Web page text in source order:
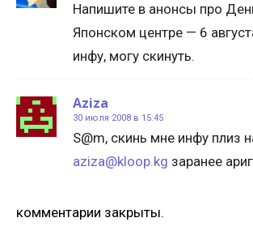
Напишите в анонсы про
Японском центре — 6
инфу, могу скинуть.
Aziza
30 июля 2008 в 15:45
S@m, скинь мне инфу плиз
aziza@kloop.kg заранее
комментарии закрыты.